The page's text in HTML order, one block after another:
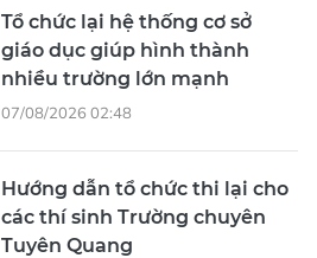
Tổ chức lại hệ thống cơ sở
giáo dục giúp hình thành
nhiều trường lớn mạnh
07/08/2026 02:48
Hướng dẫn tổ chức thi lại cho
các thí sinh Trường chuyên
Tuyên Quang